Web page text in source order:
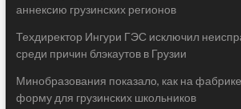
аннексию грузинских регионов
Техдиректор Ингури ГЭС исключил
среди причин блэкаутов в Грузии
Минобразования показало, как на
форму для грузинских школьников